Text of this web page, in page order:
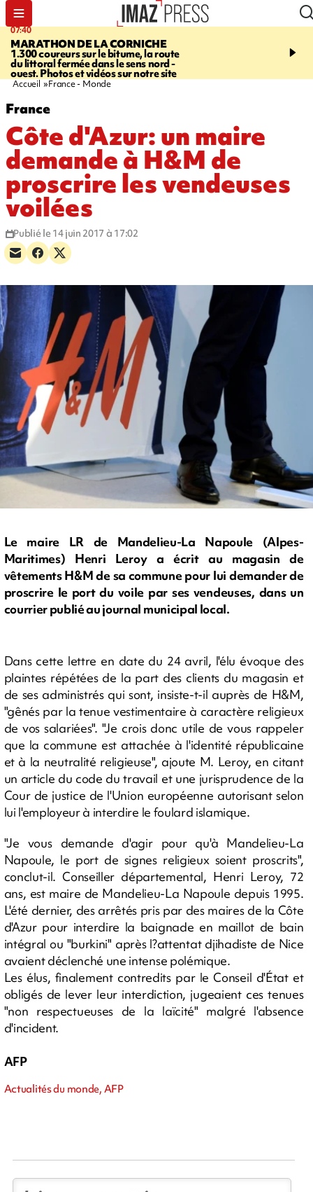
07:40
MARATHON DE LA CORNICHE
1.300 coureurs sur le bitume, la route
du littoral fermée dans le sens nord -
ouest. Photos et vidéos sur notre site
10:33
l’enfance - une
Accueil France - Monde
France
Côte d'Azur: un maire
demande à H&M de
proscrire les vendeuses
voilées
Publié le 14 juin 2017 à 17:02
Le maire LR de Mandelieu-La Napoule (Alpes-
Maritimes) Henri Leroy a écrit au magasin de
vêtements H&M de sa commune pour lui demander de
proscrire le port du voile par ses vendeuses, dans un
courrier publié au journal municipal local.
Dans cette lettre en date du 24 avril, l'élu évoque des
plaintes répétées de la part des clients du magasin et
de ses administrés qui sont, insiste-t-il auprès de H&M,
"gênés par la tenue vestimentaire à caractère religieux
de vos salariées". "Je crois donc utile de vous rappeler
que la commune est attachée à l'identité républicaine
et à la neutralité religieuse", ajoute M. Leroy, en citant
un article du code du travail et une jurisprudence de la
Cour de justice de l'Union européenne autorisant selon
lui l'employeur à interdire le foulard islamique.
"Je vous demande d'agir pour qu'à Mandelieu-La
Napoule, le port de signes religieux soient proscrits",
conclut-il. Conseiller départemental, Henri Leroy, 72
ans, est maire de Mandelieu-La Napoule depuis 1995.
L'été dernier, des arrêtés pris par des maires de la Côte
d'Azur pour interdire la baignade en maillot de bain
intégral ou "burkini" après l?attentat djihadiste de Nice
avaient déclenché une intense polémique.
Les élus, finalement contredits par le Conseil d'État et
obligés de lever leur interdiction, jugeaient ces tenues
"non respectueuses de la laïcité" malgré l'absence
d'incident.
AFP
Actualités du monde, AFP